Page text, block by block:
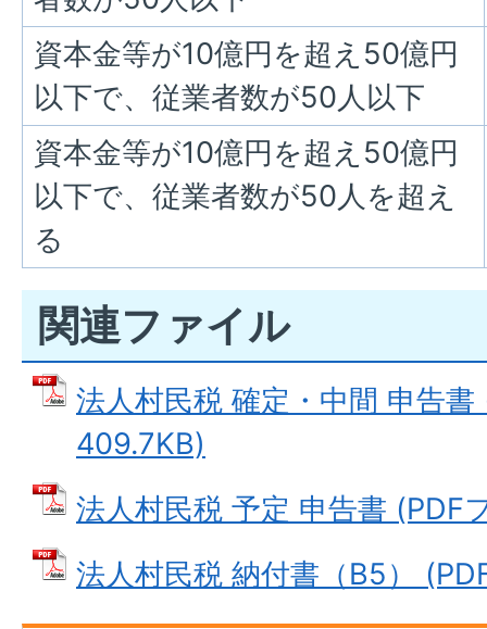
資本金等が10億円を超え50億円
以下で、従業者数が50人以下
資本金等が10億円を超え50億円
以下で、従業者数が50人を超え
る
関連ファイル
法人村民税 確定・中間 申告
409.7KB)
法人村民税 予定 申告書 (PDF
法人村民税 納付書（B5）